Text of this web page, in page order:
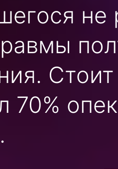
не
70%